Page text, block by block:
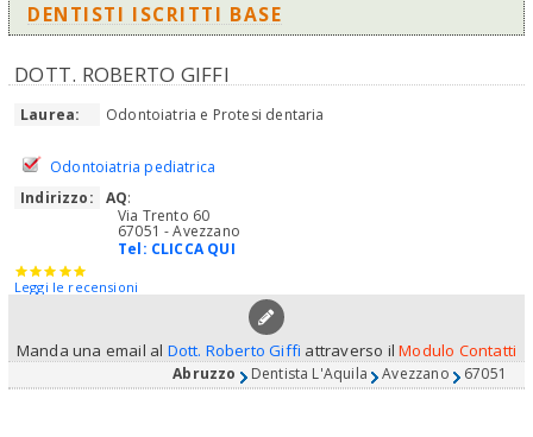
DENTISTI ISCRITTI BASE
DOTT. ROBERTO GIFFI
Laurea: Odontoiatria e Protesi dentaria
Odontoiatria pediatrica
Indirizzo:
AQ:
Via Trento 60
67051 - Avezzano
Tel: CLICCA QUI
Leggi le recensioni
Manda una email al Dott. Roberto Giffi attraverso ilModulo Contatti
Abruzzo Dentista L'Aquila Avezzano 67051